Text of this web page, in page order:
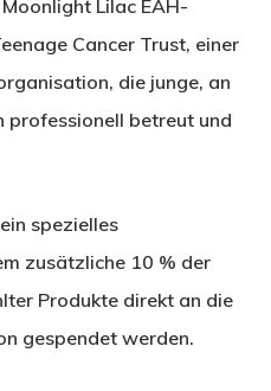
Lilac EAH-
Cancer Trust, einer
die junge, an
professionell betreut und
spezielles
zusätzliche 10 % der
Produkte direkt an die
gespendet werden.